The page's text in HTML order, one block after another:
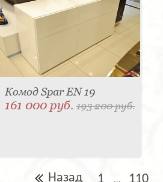
Комод Spar EN 19
161 000 руб.193 200 руб.
Назад